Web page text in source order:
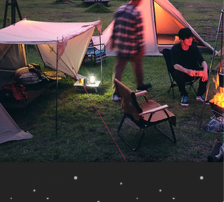
OUTDOOR GEAR :